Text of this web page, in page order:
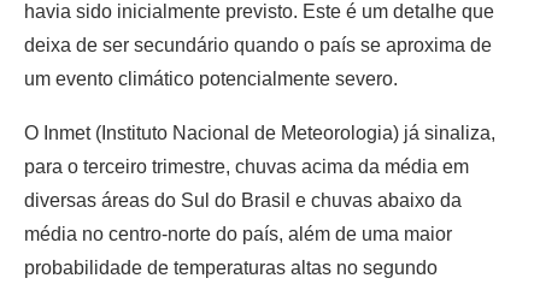
havia sido inicialmente previsto. Este é um detalhe que
deixa de ser secundário quando o país se aproxima de
um evento climático potencialmente severo.
O Inmet (Instituto Nacional de Meteorologia) já sinaliza,
para o terceiro trimestre, chuvas acima da média em
diversas áreas do Sul do Brasil e chuvas abaixo da
média no centro-norte do país, além de uma maior
probabilidade de temperaturas altas no segundo